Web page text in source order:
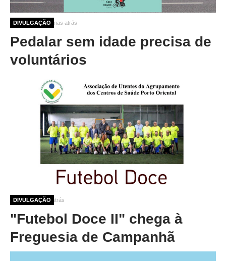
DIVULGAÇÃO
10 meses 3 semanas atrás
Pedalar sem idade precisa de
voluntários
DIVULGAÇÃO
12 meses 2 dias atrás
"Futebol Doce II" chega à
Freguesia de Campanhã